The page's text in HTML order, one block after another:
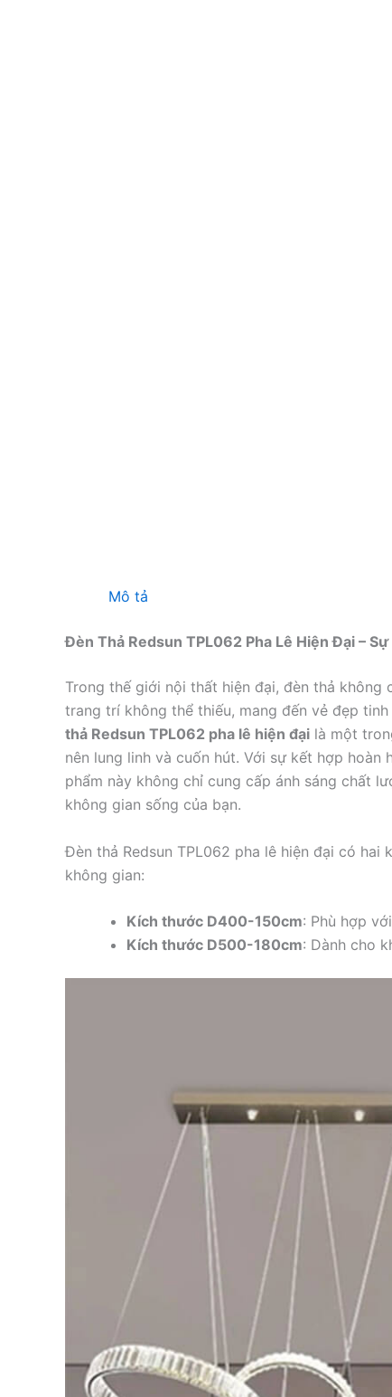
Mô tả
Đèn Thả Redsun TPL062 Pha Lê Hiện Đại –
Trong thế giới nội thất hiện đại, đèn thả không
trang trí không thể thiếu, mang đến vẻ đẹp
thả Redsun TPL062 pha lê hiện đại là một
nên lung linh và cuốn hút. Với sự kết hợp
phẩm này không chỉ cung cấp ánh sáng chất
không gian sống của bạn.
Đèn thả Redsun TPL062 pha lê hiện đại có
không gian:
Kích thước D400-150cm: Phù hợp
Kích thước D500-180cm: Dành cho